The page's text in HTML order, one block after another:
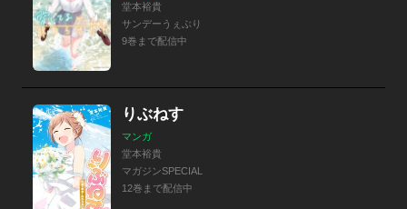
堂本裕貴
サンデーうぇぶり
9巻まで配信中
りぶねす
マンガ
堂本裕貴
マガジンSPECIAL
12巻まで配信中